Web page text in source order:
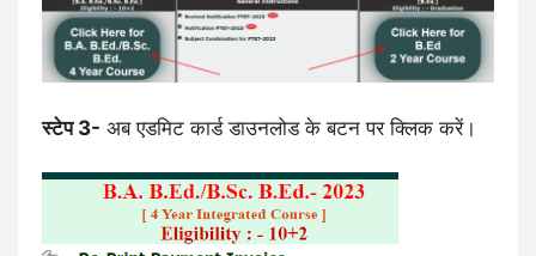
स्टेप 3- अब एडमिट कार्ड डाउनलोड के बटन पर क्लिक करें।